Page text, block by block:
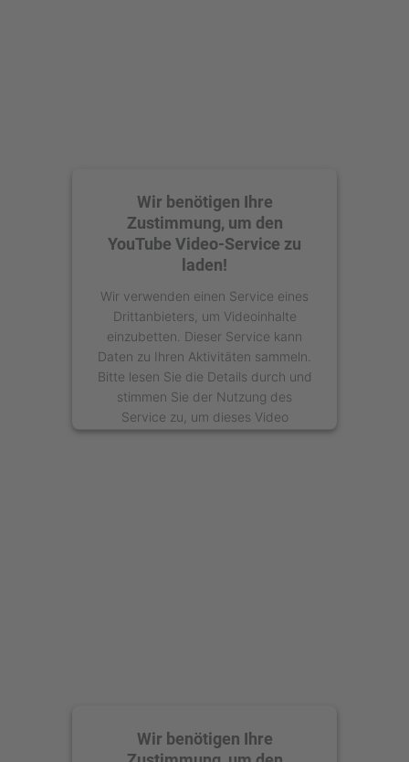
Wir benötigen Ihre
Zustimmung, um den
YouTube Video-Service zu
laden!
Wir verwenden einen Service eines
Drittanbieters, um Videoinhalte
einzubetten. Dieser Service kann
Daten zu Ihren Aktivitäten sammeln.
Bitte lesen Sie die Details durch und
stimmen Sie der Nutzung des
Service zu, um dieses Video
anzusehen.
Wir benötigen Ihre